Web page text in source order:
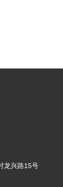
龙兴路15号